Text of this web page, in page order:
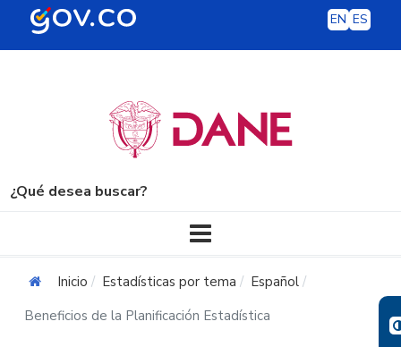
EN ES
¿Qué desea buscar?
Inicio Estadísticas por tema
Español
Beneficios de la Planificación Estadística